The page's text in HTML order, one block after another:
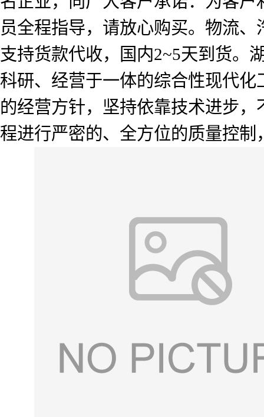
员全程指导，请放心购买。物流
支持货款代收，国内2~5天到货。
科研、经营于一体的综合性现代
的经营方针，坚持依靠技术进步
程进行严密的、全方位的质量控